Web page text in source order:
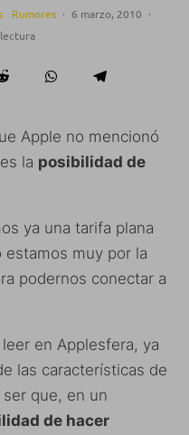
Rumores · 6 marzo, 2010 ·
Apple no mencionó
la posibilidad de
ya una tarifa plana
muy por la
podernos conectar a
en Applesfera, ya
las características de
que, en un
de hacer